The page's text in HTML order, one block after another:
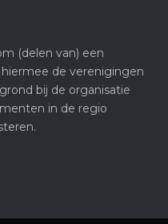
(delen van) een
de verenigingen
bij de organisatie
in de regio